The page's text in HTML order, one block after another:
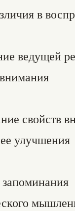
в
ведущей
свойств
улучшения